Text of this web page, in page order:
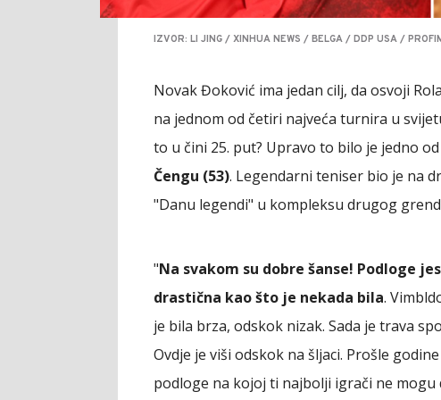
IZVOR: LI JING / XINHUA NEWS / BELGA / DDP USA /
Novak Đoković ima jedan cilj, da osvoji
na jednom od četiri najveća turnira u
to u čini 25. put? Upravo to bilo je jedno
Čengu (53). Legendarni teniser bio je na
"Danu legendi" u kompleksu drugog
"Na svakom su dobre šanse! Podloge
drastična kao što je nekada bila.
je bila brza, odskok nizak. Sada je trava
Ovdje je viši odskok na šljaci. Prošle
podloge na kojoj ti najbolji igrači ne mogu